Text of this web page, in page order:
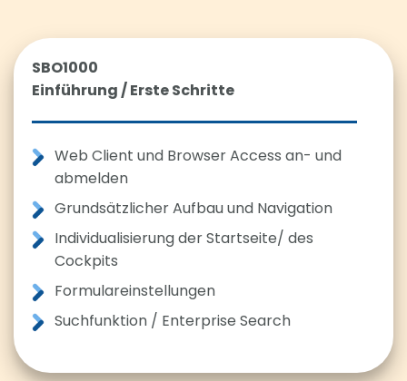
SBO1000
Einführung / Erste Schritte
Web Client und Browser Access an- und
abmelden
Grundsätzlicher Aufbau und Navigation
Individualisierung der Startseite/ des
Cockpits
Formulareinstellungen
Suchfunktion / Enterprise Search